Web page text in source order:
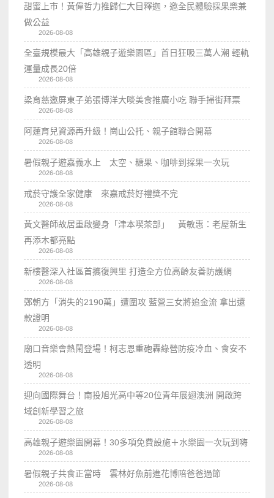
甜蜜上市！黃偉哲力推歸仁大目釋迦，邀全民體驗採果樂兼
做公益
2026-08-08
全臺規模最大「高雄親子遊樂園區」首日狂吸三萬人潮 輕軌
運量成長20倍
2026-08-08
梁育慈邀屏東子弟張博洋大啖美食推廣小吃 聯手掃街拜票
2026-08-08
阿蓮育兒資源再升級！崗山公托、親子館聯合開幕
2026-08-08
暑假親子遊嘉義水上 太空、糖果、咖啡到採果一次玩
2026-08-08
戒菸守護全家健康 來嘉戒菸好禮獎不完
2026-08-08
黃文醫師故居重啟變身「津本喫茶部」 黃敏惠：老屋新生
再添木都亮點
2026-08-08
新樓醫深入社區首攜復興里 打造全方位高齡友善防護網
2026-08-08
鄭朝方「消失的2190萬」遭圍攻 藍營三女將追金流 拿出還
款證明
2026-08-08
廟口音樂會熱鬧登場！柯志恩重砲轟綠營防疫冷血、食安不
透明
2026-08-08
迎向國際舞台！南投旭光高中等20位青年展翅澳洲 開啟跨
域創新學習之旅
2026-08-08
高雄親子遊樂園開幕！30多項免費設施＋水樂園一次玩到嗨
2026-08-08
暑假親子共食正當時 雲林好魚前進花博陪爸爸過節
2026-08-08